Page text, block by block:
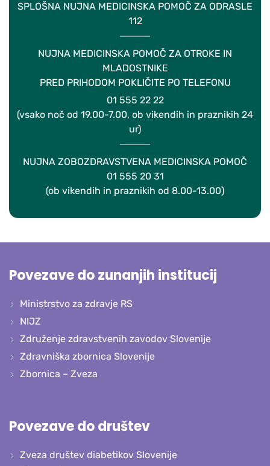
SPLOŠNA NUJNA MEDICINSKA POMOČ ZA ODRASLE
112
NUJNA MEDICINSKA POMOČ ZA OTROKE IN
MLADOSTNIKE
PRED PRIHODOM POKLIČITE PO TELEFONU
01 555 22 22
(vsako noč od 19.00-7.00, ob vikendih in praznikih 24
ur)
NUJNA ZOBOZDRAVSTVENA MEDICINSKA POMOČ
01 555 20 31
(ob vikendih in praznikih od 8.00-13.00)
Povezave do zunanjih institucij
Ministrstvo za zdravje RS
NIJZ
Združenje zdravstvenih zavodov Slovenije
Zdravniška zbornica Slovenije
Zbornica – Zveza
Povezave do društev
Zveza društev diabetikov Slovenije